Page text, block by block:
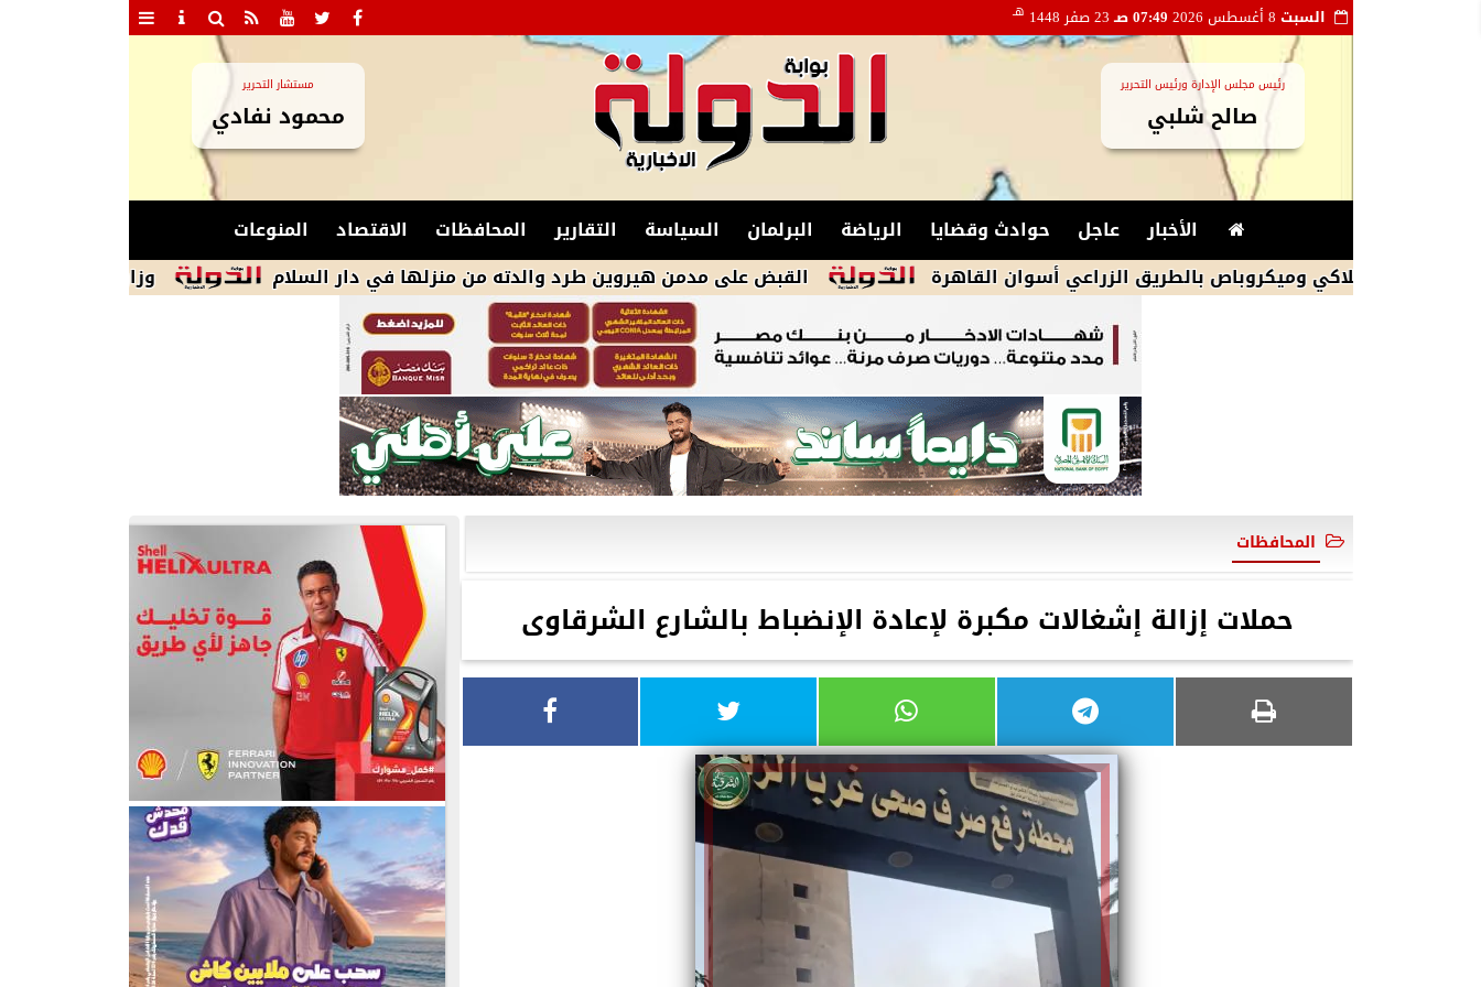
السبت 07:49 صـ 23 صفر 1448 هـ
رئيس مجلس الإدارة ورئيس التحرير
صالح شلبي
مستشار التحرير
محمود نفادي
الأخبار عاجل حوادث وقضايا الرياضة البرلمان السياسة التقارير المحافظات الاقتصاد
المنوعات
وزارة البترول تعزز جاهزية
القبض على مدمن هيروين طرد والدته من منزلها في دار السلام
المحافظات
حملات إزالة إشغالات مكبرة لإعادة الإنضباط بالشارع الشرقاوى